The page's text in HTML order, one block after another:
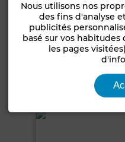
Nous utilisons nos
des fins d'analyse
publicités
basé sur vos
les pages